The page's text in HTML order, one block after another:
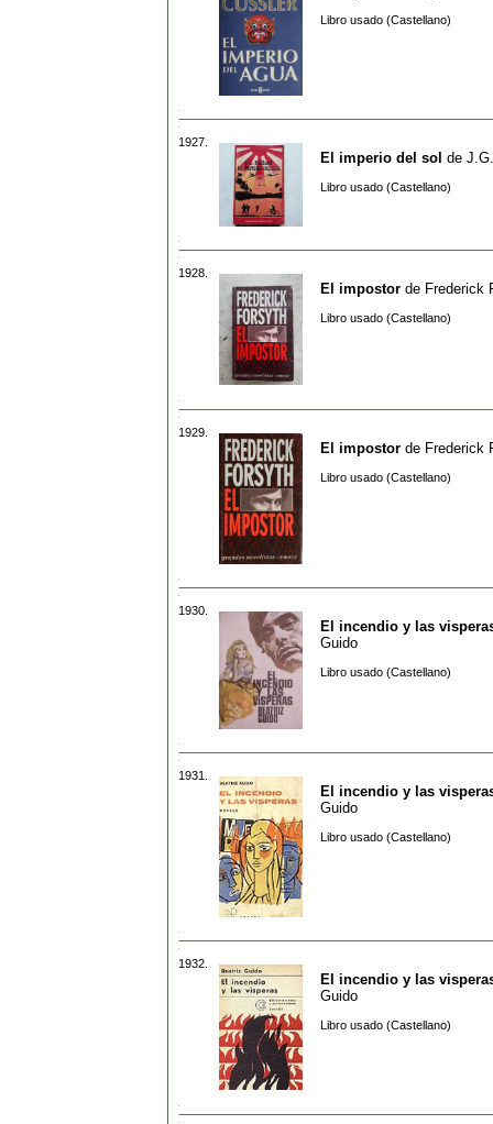
Libro usado (Castellano)
1927.
El imperio del sol de
Libro usado (Castellano)
1928.
El impostor de Frederick
Libro usado (Castellano)
1929.
El impostor de Frederick
Libro usado (Castellano)
1930.
El incendio y las
Guido
Libro usado (Castellano)
1931.
El incendio y las
Guido
Libro usado (Castellano)
1932.
El incendio y las
Guido
Libro usado (Castellano)